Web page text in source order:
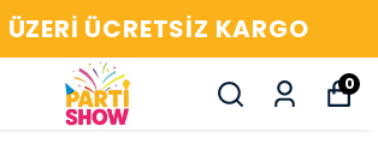
ÜCRETSIZ KARGO
0